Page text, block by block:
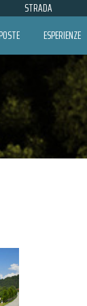
STRADA
ESPERIENZE